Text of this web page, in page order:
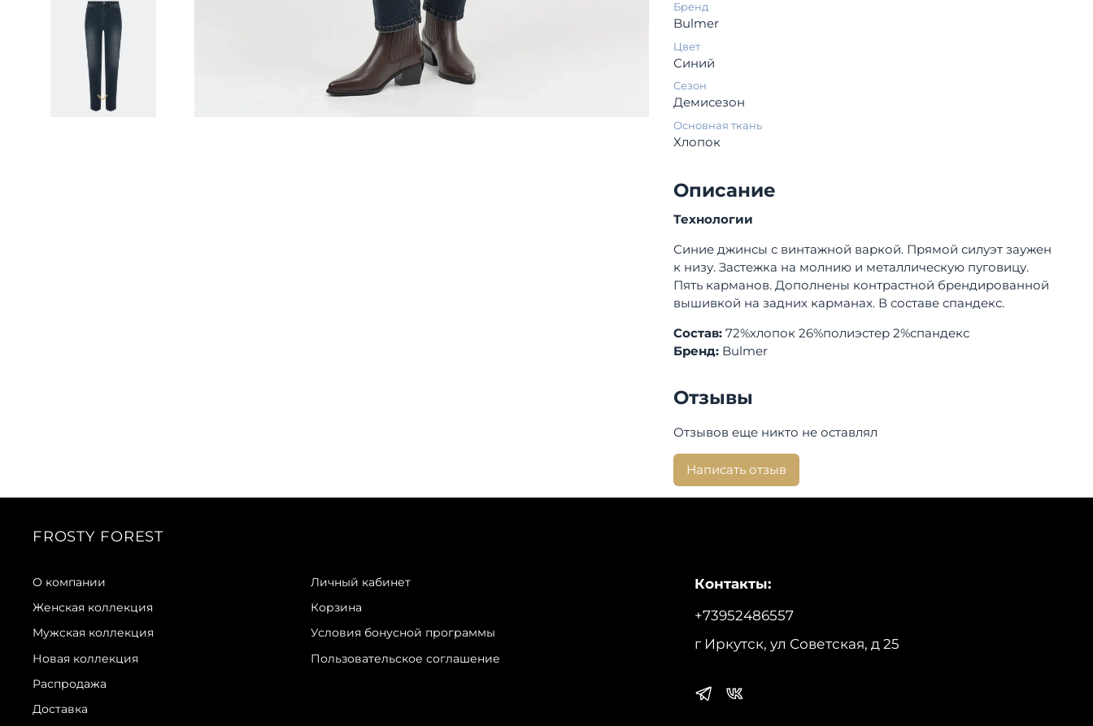
Бренд
Bulmer
Цвет
Синий
Сезон
Демисезон
Основная ткань
Хлопок
Описание
Технологии
Синие джинсы с винтажной варкой. Прямой силуэт заужен
к низу. Застежка на молнию и металлическую пуговицу.
Пять карманов. Дополнены контрастной брендированной
вышивкой на задних карманах. В составе спандекс.
Состав: 72%хлопок 26%полиэстер 2%спандекс
Бренд: Bulmer
Отзывы
Отзывов еще никто не оставлял
Написать отзыв
FROSTY FOREST
О компании
Женская коллекция
Мужская коллекция
Новая коллекция
Распродажа
Доставка
Личный кабинет
Корзина
Условия бонусной программы
Пользовательское соглашение
Контакты:
+73952486557
г Иркутск, ул Советская, д 25